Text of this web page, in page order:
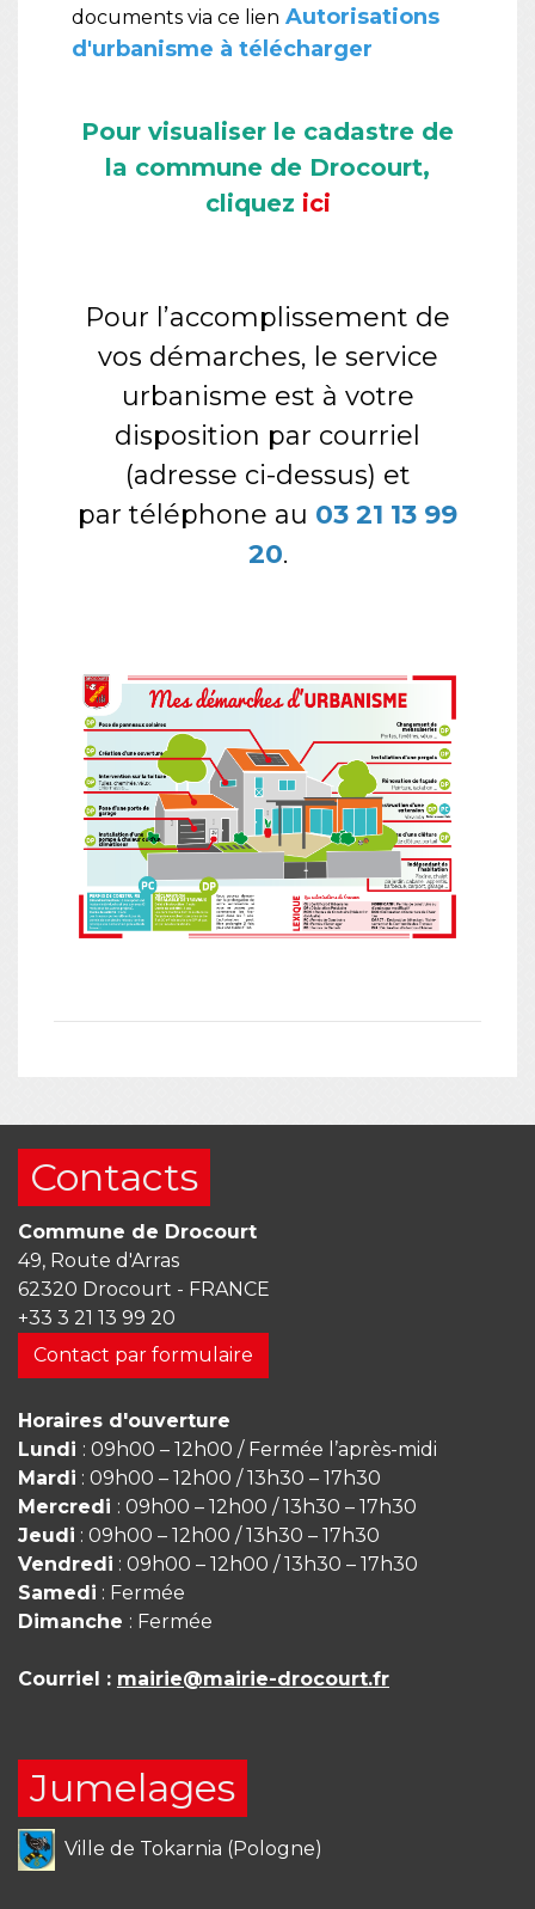
documents via ce lien Autorisations
d'urbanisme à télécharger
Pour visualiser le cadastre de
la commune de Drocourt,
cliquez ici
Pour l’accomplissement de
vos démarches, le service
urbanisme est à votre
disposition par courriel
(adresse ci-dessus) et
par téléphone au 03 21 13 99
20.
Contacts
Commune de Drocourt
49, Route d'Arras
62320 Drocourt - FRANCE
+33 3 21 13 99 20
Contact par formulaire
Horaires d'ouverture
Lundi : 09h00 – 12h00 / Fermée l’après-midi
Mardi : 09h00 – 12h00 / 13h30 – 17h30
Mercredi : 09h00 – 12h00 / 13h30 – 17h30
Jeudi : 09h00 – 12h00 / 13h30 – 17h30
Vendredi : 09h00 – 12h00 / 13h30 – 17h30
Samedi : Fermée
Dimanche : Fermée
Courriel : mairie@mairie-drocourt.fr
Jumelages
Ville de Tokarnia (Pologne)